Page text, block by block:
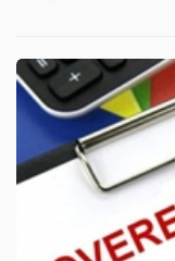
Lãnh
đạo
(-)
Người